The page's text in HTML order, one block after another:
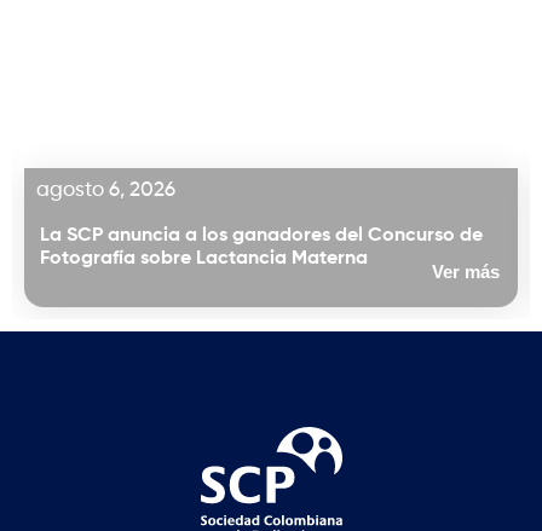
agosto 6, 2026
La SCP anuncia a los ganadores del Concurso de
Fotografía sobre Lactancia Materna
Ver más